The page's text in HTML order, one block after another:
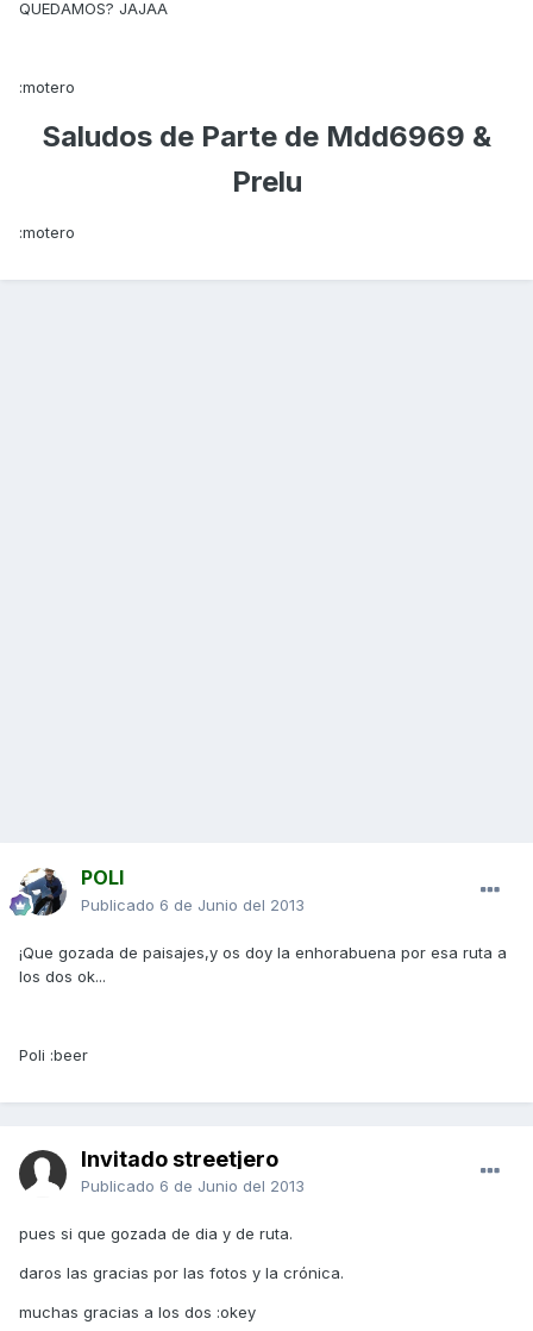
QUEDAMOS? JAJAA
:motero
Saludos de Parte de Mdd6969 &
Prelu
:motero
POLI
Publicado 6 de Junio del 2013
¡Que gozada de paisajes,y os doy la enhorabuena por esa ruta a
los dos ok...
Poli :beer
Invitado streetjero
Publicado 6 de Junio del 2013
pues si que gozada de dia y de ruta.
daros las gracias por las fotos y la crónica.
muchas gracias a los dos :okey